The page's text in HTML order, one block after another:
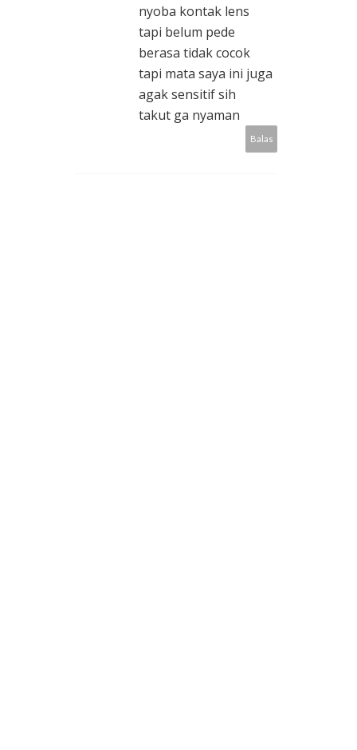
nyoba kontak lens
tapi belum pede
berasa tidak cocok
tapi mata saya ini juga
agak sensitif sih
takut ga nyaman
Balas